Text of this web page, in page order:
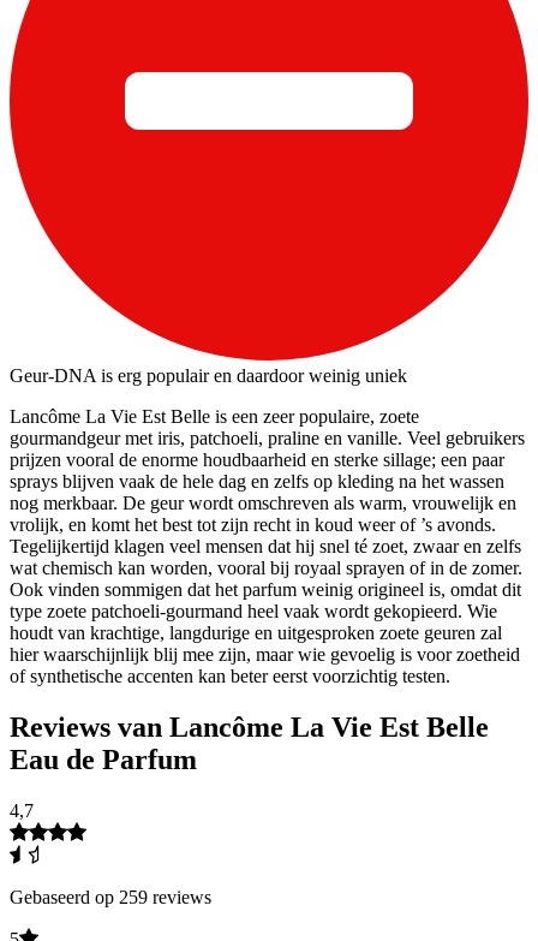
Geur-DNA is erg populair en daardoor weinig uniek
Lancôme La Vie Est Belle is een zeer populaire, zoete
gourmandgeur met iris, patchoeli, praline en vanille. Veel gebruikers
prijzen vooral de enorme houdbaarheid en sterke sillage; een paar
sprays blijven vaak de hele dag en zelfs op kleding na het wassen
nog merkbaar. De geur wordt omschreven als warm, vrouwelijk en
vrolijk, en komt het best tot zijn recht in koud weer of ’s avonds.
Tegelijkertijd klagen veel mensen dat hij snel té zoet, zwaar en zelfs
wat chemisch kan worden, vooral bij royaal sprayen of in de zomer.
Ook vinden sommigen dat het parfum weinig origineel is, omdat dit
type zoete patchoeli-gourmand heel vaak wordt gekopieerd. Wie
houdt van krachtige, langdurige en uitgesproken zoete geuren zal
hier waarschijnlijk blij mee zijn, maar wie gevoelig is voor zoetheid
of synthetische accenten kan beter eerst voorzichtig testen.
Reviews van Lancôme La Vie Est Belle
Eau de Parfum
4,7
Gebaseerd op 259 reviews